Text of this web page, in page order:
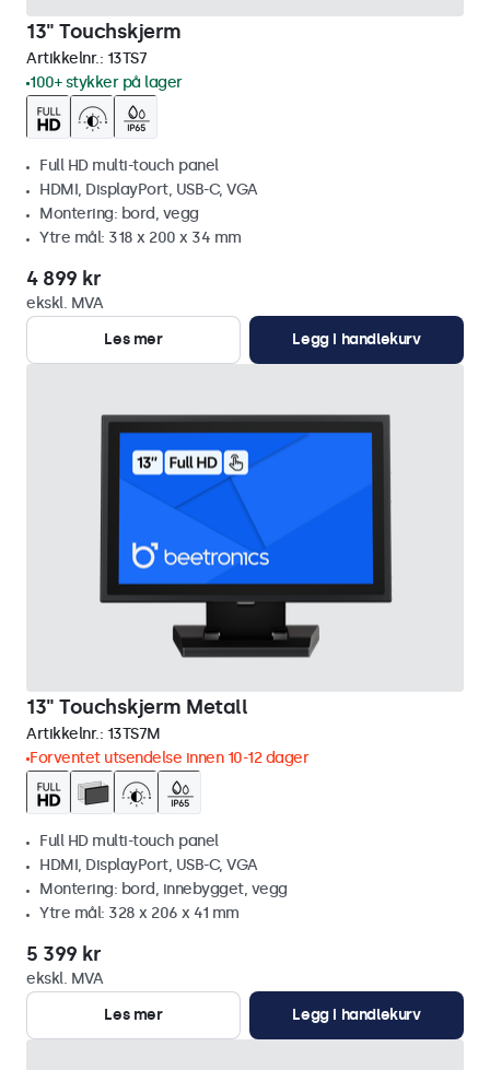
13" Touchskjerm
Artikkelnr.: 13TS7
100+ stykker på lager
Full HD multi-touch panel
HDMI, DisplayPort, USB-C, VGA
Montering: bord, vegg
Ytre mål: 318 x 200 x 34 mm
4 899 kr
ekskl. MVA
Les mer
Legg i handlekurv
13" Touchskjerm Metall
Artikkelnr.: 13TS7M
Forventet utsendelse innen 10-12 dager
Full HD multi-touch panel
HDMI, DisplayPort, USB-C, VGA
Montering: bord, innebygget, vegg
Ytre mål: 328 x 206 x 41 mm
5 399 kr
ekskl. MVA
Les mer
Legg i handlekurv